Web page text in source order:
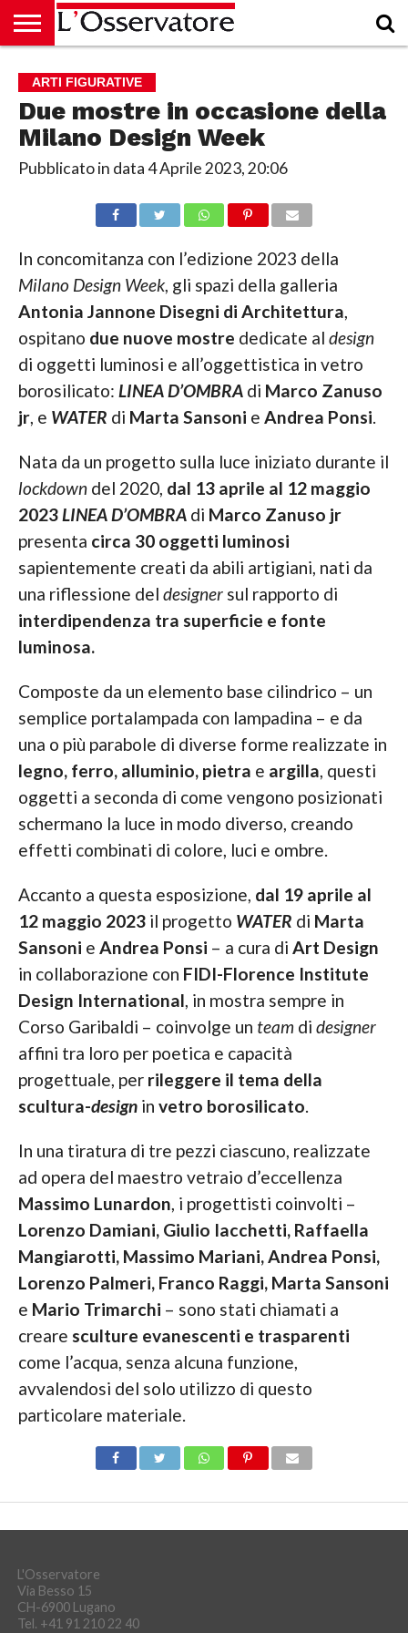
CULTURA
ECONOMIA
RUBRICHE
ARCHIVIO
PODCAST
ABBONAMENTO
CHI
SIAMO
ACCEDI
ARTI FIGURATIVE
Due mostre in occasione della
Milano Design Week
Pubblicato in data4 Aprile 2023, 20:06
In concomitanza con l’edizione 2023 della
Milano Design Week, gli spazi della galleria
Antonia Jannone Disegni di Architettura,
ospitano due nuove mostre dedicate al design
di oggetti luminosi e all’oggettistica in vetro
borosilicato: LINEA D’OMBRAdi Marco Zanuso
jr, e WATER di Marta Sansoni e Andrea Ponsi.
Nata da un progetto sulla luce iniziato durante il
lockdowndel 2020, dal 13 aprile al 12 maggio
2023LINEA D’OMBRAdi Marco Zanuso jr
presenta circa 30 oggetti luminosi
sapientemente creati da abili artigiani, nati da
una riflessione del designersul rapporto di
interdipendenza tra superficie e fonte
luminosa.
Composte da un elemento base cilindrico – un
semplice portalampada con lampadina – e da
una o più parabole di diverse forme realizzate in
legno, ferro, alluminio, pietra e argilla, questi
oggetti a seconda di come vengono posizionati
schermano la luce in modo diverso, creando
effetti combinati di colore, luci e ombre.
Accanto a questa esposizione, dal 19 aprile al
12 maggio 2023il progetto WATER di Marta
Sansoni e Andrea Ponsi – a cura di Art Design
in collaborazione con FIDI-Florence Institute
Design International, in mostra sempre in
Corso Garibaldi – coinvolge un team di designer
affini tra loro per poetica e capacità
progettuale, per rileggere il tema della
scultura-designin vetro borosilicato.
In una tiratura di tre pezzi ciascuno, realizzate
ad opera del maestro vetraio d’eccellenza
Massimo Lunardon, i progettisti coinvolti –
Lorenzo Damiani, Giulio Iacchetti, Raffaella
Mangiarotti, Massimo Mariani, Andrea Ponsi,
Lorenzo Palmeri, Franco Raggi, Marta Sansoni
e Mario Trimarchi – sono stati chiamati a
creare sculture evanescenti e trasparenti
come l’acqua, senza alcuna funzione,
avvalendosi del solo utilizzo di questo
particolare materiale.
L'Osservatore
Via Besso 15
CH-6900 Lugano
Tel. +41 91 210 22 40